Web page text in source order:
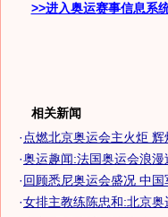
>>进入奥运赛事信息系
相关新闻
· 点燃北京奥运会主火炬 辉
·奥运趣闻:法国奥运会浪
·回顾悉尼奥运会盛况 中国
·女排主教练陈忠和:北京